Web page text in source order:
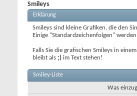
Smileys
Erklärung
Smileys sind kleine Grafiken, die den
Einige "Standardzeichenfolgen"
Falls Sie die grafischen Smileys in
bleibt als ;) im Text stehen!
Smiley-Liste
Was